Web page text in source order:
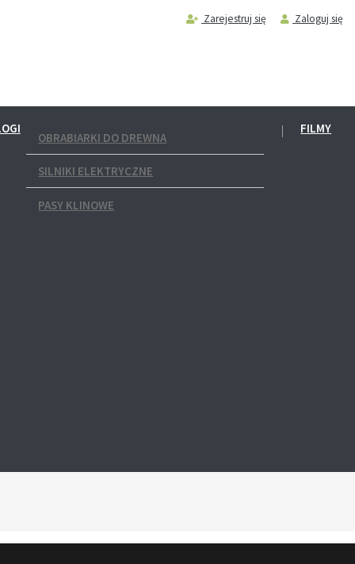
Zarejestruj się Zaloguj się
OBRABIARKI DO DREWNA
SILNIKI ELEKTRYCZNE
PASY KLINOWE
FILMY